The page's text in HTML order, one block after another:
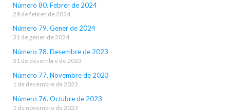
Número 80. Febrer de 2024
29 de febrer de 2024
Número 79. Gener de 2024
31 de gener de 2024
Número 78. Desembre de 2023
31 de desembre de 2023
Número 77. Novembre de 2023
1 de desembre de 2023
Número 76. Octubre de 2023
1 de novembre de 2023